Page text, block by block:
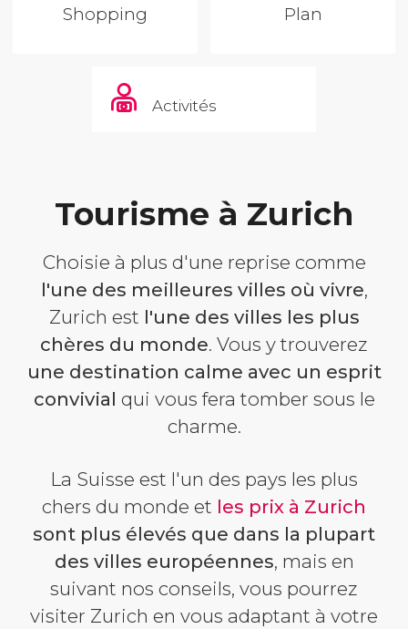
Shopping Plan
Activités
Tourisme à Zurich
Choisie à plus d'une reprise comme
l'une des meilleures villes où vivre,
Zurich est l'une des villes les plus
chères du monde. Vous y trouverez
une destination calme avec un esprit
convivial qui vous fera tomber sous le
charme.
La Suisse est l'un des pays les plus
chers du monde et les prix à Zurich
sont plus élevés que dans la plupart
des villes européennes, mais en
suivant nos conseils, vous pourrez
visiter Zurich en vous adaptant à votre